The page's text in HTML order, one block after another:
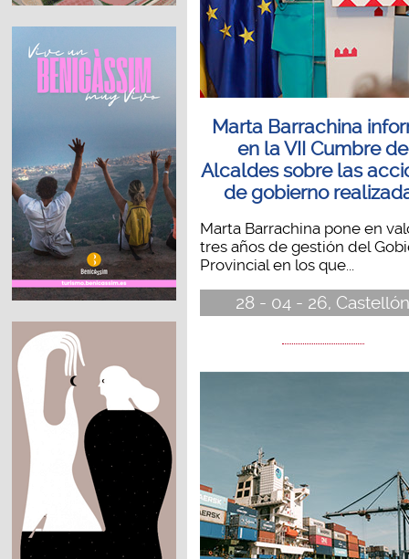
Marta Barrachina
en la VII Cumbre de
Alcaldes sobre las
de gobierno
Marta Barrachina pone en
tres años de gestión del
Provincial en los que...
28 - 04 - 26,